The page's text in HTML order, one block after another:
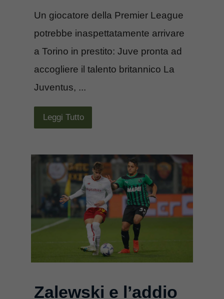
Un giocatore della Premier League
potrebbe inaspettatamente arrivare
a Torino in prestito: Juve pronta ad
accogliere il talento britannico La
Juventus, ...
Leggi Tutto
Zalewski e l’addio